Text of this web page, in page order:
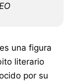
una figura
literario
por su